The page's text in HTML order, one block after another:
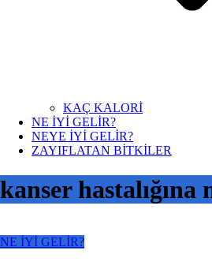
KAÇ KALORİ
NE İYİ GELİR?
NEYE İYİ GELİR?
ZAYIFLATAN BİTKİLER
kanser hastalığına
NE İYİ GELİR?